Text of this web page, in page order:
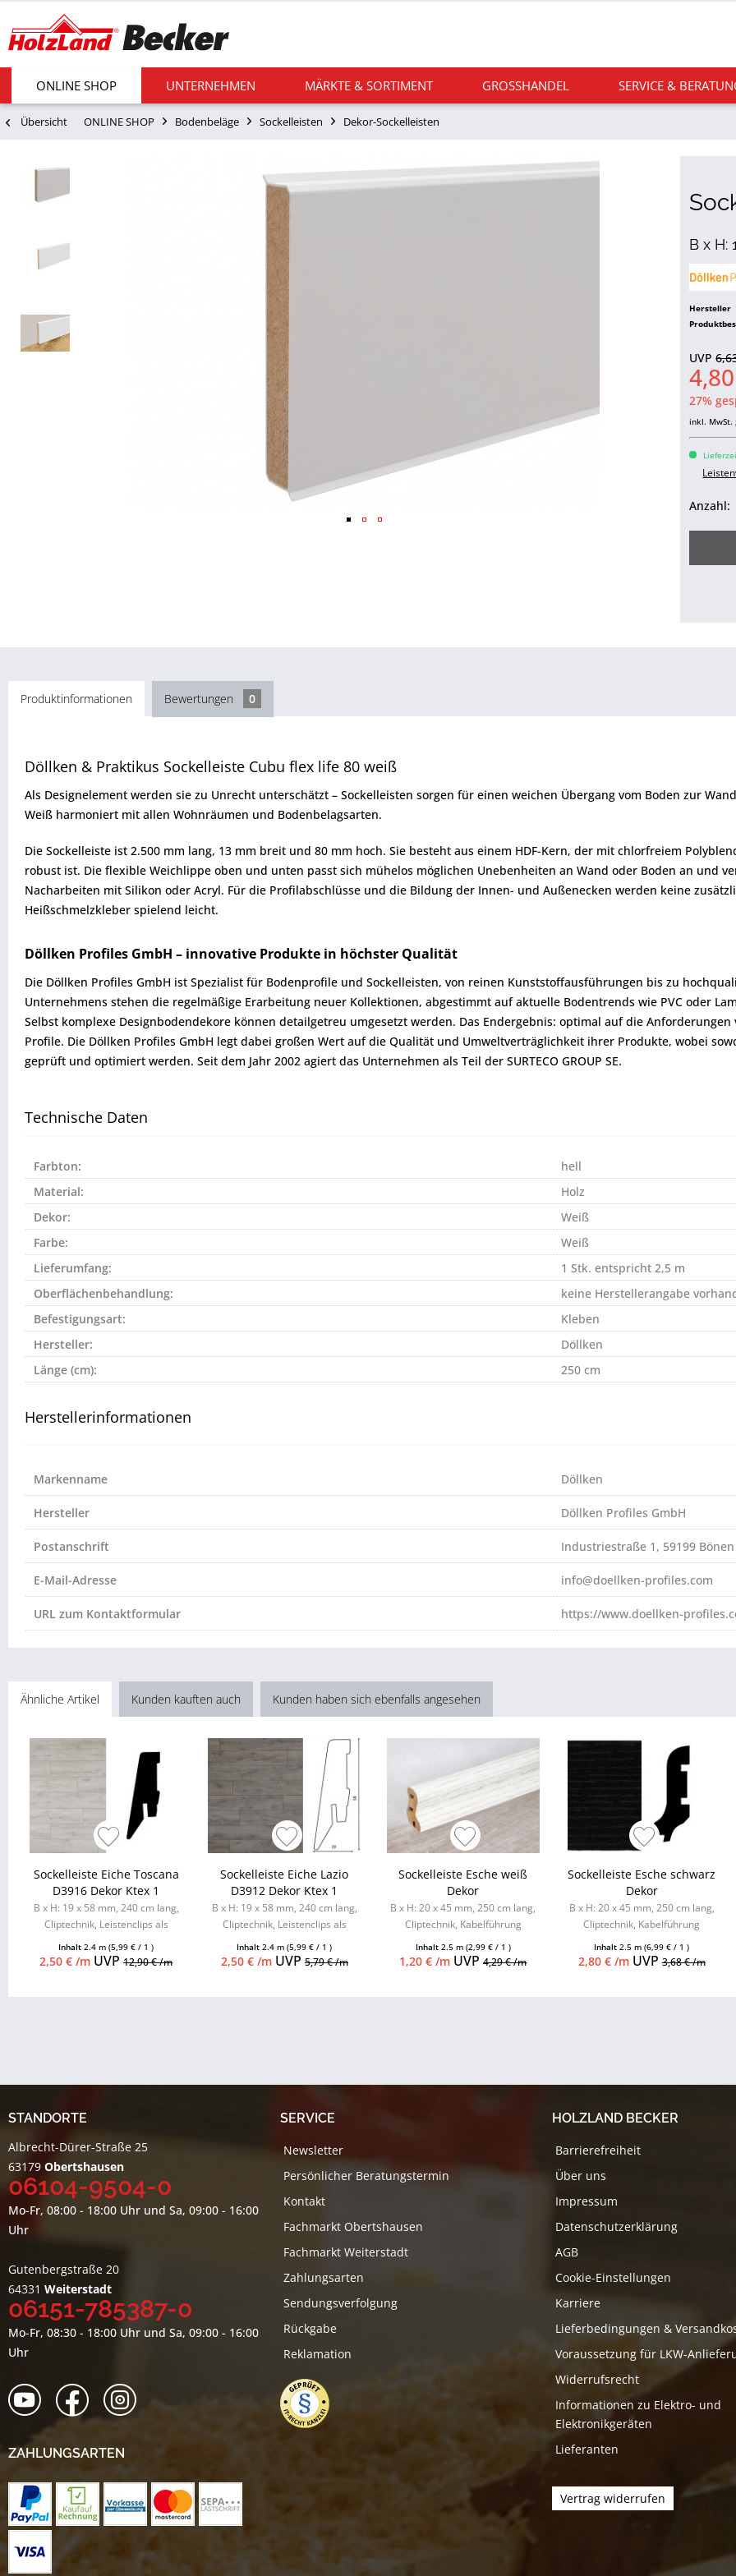
ONLINE SHOP UNTERNEHMEN MÄRKTE & SORTIMENT GROSSHANDEL SERVICE &
Übersicht ONLINE SHOP Bodenbeläge Sockelleisten Dekor-Sockelleisten
B x H:
Hersteller
UVP
27%
inkl. MwSt.
Anzahl:
Produktinformationen Bewertungen 0
Döllken & Praktikus Sockelleiste Cubu flex life 80 weiß
Als Designelement werden sie zu Unrecht unterschätzt – Sockelleisten sorgen für einen weichen Übergang vom Boden zur
Weiß harmoniert mit allen Wohnräumen und Bodenbelagsarten.
Die Sockelleiste ist 2.500 mm lang, 13 mm breit und 80 mm hoch. Sie besteht aus einem HDF-Kern, der mit chlorfreiem
robust ist. Die flexible Weichlippe oben und unten passt sich mühelos möglichen Unebenheiten an Wand oder Boden an und
Nacharbeiten mit Silikon oder Acryl. Für die Profilabschlüsse und die Bildung der Innen- und Außenecken werden keine
Heißschmelzkleber spielend leicht.
Döllken Profiles GmbH – innovative Produkte in höchster Qualität
Die Döllken Profiles GmbH ist Spezialist für Bodenprofile und Sockelleisten, von reinen Kunststoffausführungen bis zu
Unternehmens stehen die regelmäßige Erarbeitung neuer Kollektionen, abgestimmt auf aktuelle Bodentrends wie PVC oder
Selbst komplexe Designbodendekore können detailgetreu umgesetzt werden. Das Endergebnis: optimal auf die
Profile. Die Döllken Profiles GmbH legt dabei großen Wert auf die Qualität und Umweltverträglichkeit ihrer Produkte, wobei
geprüft und optimiert werden. Seit dem Jahr 2002 agiert das Unternehmen als Teil der SURTECO GROUP SE.
Technische Daten
Farbton:
hell
Material:
Holz
Dekor:
Weiß
Farbe:
Weiß
Lieferumfang:
1 Stk. entspricht 2,5 m
Oberflächenbehandlung:
keine Herstellerangabe
Befestigungsart:
Kleben
Hersteller:
Döllken
Länge (cm):
250 cm
Herstellerinformationen
Markenname Döllken
Hersteller Döllken Profiles GmbH
Postanschrift Industriestraße 1, 59199 Bönen
E-Mail-Adresse info@doellken-profiles.com
URL zum Kontaktformular https://www.doellken-
Ähnliche Artikel Kunden kauften auch Kunden haben sich ebenfalls angesehen
Sockelleiste Eiche Toscana
D3916 Dekor Ktex 1
B x H: 19 x 58 mm, 240 cm lang,
Cliptechnik, Leistenclips als
Inhalt2.4 m(5,99 € / 1 )
2,50 € /m UVP12,90 € /m
Sockelleiste Eiche Lazio
D3912 Dekor Ktex 1
B x H: 19 x 58 mm, 240 cm lang,
Cliptechnik, Leistenclips als
Inhalt2.4 m(5,99 € / 1 )
2,50 € /mUVP 5,79 € /m
Sockelleiste Esche weiß
Dekor
B x H: 20 x 45 mm, 250 cm lang,
Cliptechnik, Kabelführung
Zubehör...
Inhalt 2.5 m (2,99 € / 1 )
1,20 € /m UVP4,29 € /m
Sockelleiste Esche schwarz
Dekor
B x H: 20 x 45 mm, 250 cm lang,
Cliptechnik, Kabelführung
Zubehör...
Inhalt2.5 m(6,99 € / 1 )
2,80 € /mUVP3,68 € /m
STANDORTE
Albrecht-Dürer-Straße 25
63179 Obertshausen
06104-9504-0
Mo-Fr, 08:00 - 18:00 Uhr und Sa, 09:00 - 16:00
Uhr
Gutenbergstraße 20
64331 Weiterstadt
06151-785387-0
Mo-Fr, 08:30 - 18:00 Uhr und Sa, 09:00 - 16:00
Uhr
ZAHLUNGSARTEN
SERVICE
Newsletter
Persönlicher Beratungstermin
Kontakt
Fachmarkt Obertshausen
Fachmarkt Weiterstadt
Zahlungsarten
Sendungsverfolgung
Rückgabe
Reklamation
HOLZLAND BECKER
Barrierefreiheit
Über uns
Impressum
Datenschutzerklärung
AGB
Cookie-Einstellungen
Karriere
Lieferbedingungen &
Voraussetzung für LKW-
Widerrufsrecht
Informationen zu Elektro- und
Elektronikgeräten
Lieferanten
Vertrag widerrufen